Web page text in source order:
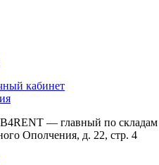
кабинет
— главный по складам
Ополчения, д. 22, стр. 4